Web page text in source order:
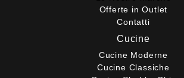
Offerte in Outlet
Contatti
Cucine
Cucine Moderne
Cucine Classiche